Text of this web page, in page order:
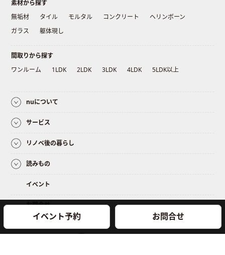
イベント予約 お問合せ
素材から探す
無垢材
タイル モルタル コンクリート
ヘリンボーン
ガラス
躯体現し
間取りから探す
ワンルーム
1LDK 2LDK 3LDK 4LDK 5LDK以上
nuについて
サービス
リノベ後の暮らし
読みもの
イベント
お問合せ